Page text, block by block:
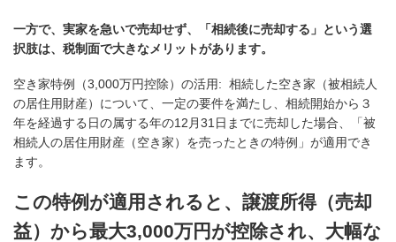
一方で、実家を急いで売却せず、「相続後に売却する」という選
択肢は、税制面で大きなメリットがあります。
空き家特例（3,000万円控除）の活用: 相続した空き家（被相続人
の居住用財産）について、一定の要件を満たし、 相続開始から３
年を経過する日の属する年の12月31日までに売却した場合、「被
相続人の居住用財産（空き家）を売ったときの特例」が適用でき
ます。
この特例が適用されると、譲渡所得（売却
益）から最大3,000万円が控除され、大幅な